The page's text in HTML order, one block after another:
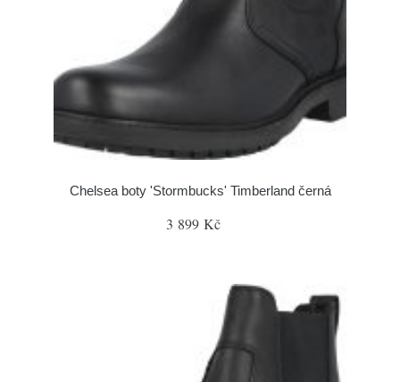
Chelsea boty 'Stormbucks' Timberland černá
3 899 Kč